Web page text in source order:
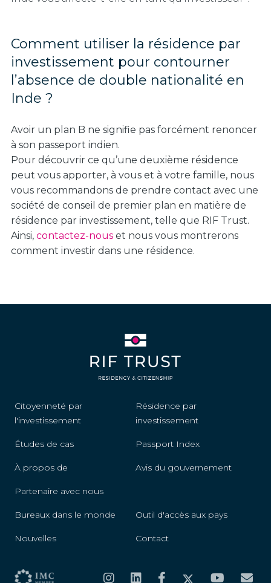
Comment utiliser la résidence par
investissement pour contourner
l’absence de double nationalité en
Inde ?
Avoir un plan B ne signifie pas forcément renoncer
à son passeport indien.
Pour découvrir ce qu’une deuxième résidence
peut vous apporter, à vous et à votre famille, nous
vous recommandons de prendre contact avec une
société de conseil de premier plan en matière de
résidence par investissement, telle que RIF Trust.
Ainsi, contactez-nous et nous vous montrerons
comment investir dans une résidence.
Citoyenneté par
l'investissement
Résidence par
investissement
Études de cas Passport Index
À propos de Avis du gouvernement
Partenaire avec nous
Bureaux dans le monde Outil d'accès aux pays
Nouvelles Contact